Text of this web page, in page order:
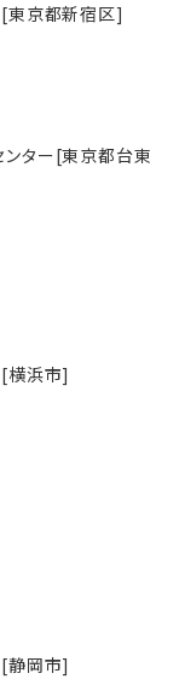
[東京都新宿区]
ンター[東京都台東
[横浜市]
[静岡市]